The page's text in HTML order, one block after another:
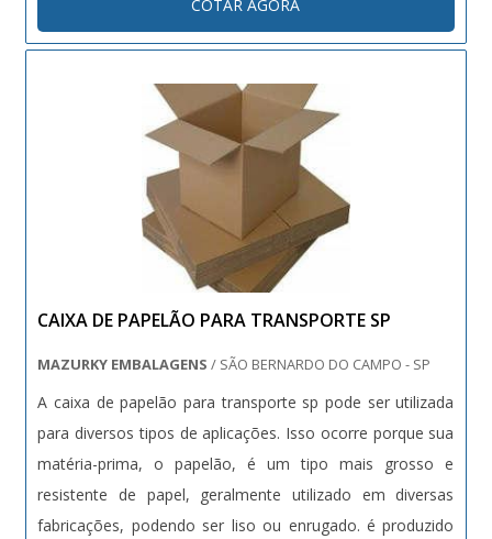
Por isso este equipamento possui: Propriedade para
manter a...
COTAR AGORA
CAIXA DE PAPELÃO PARA TRANSPORTE SP
MAZURKY EMBALAGENS/ SÃO BERNARDO DO CAMPO - SP
A caixa de papelão para transporte sp pode ser utilizada
para diversos tipos de aplicações. Isso ocorre porque sua
matéria-prima, o papelão, é um tipo mais grosso e
resistente de papel, geralmente utilizado em diversas
fabricações, podendo ser liso ou enrugado. é produzido